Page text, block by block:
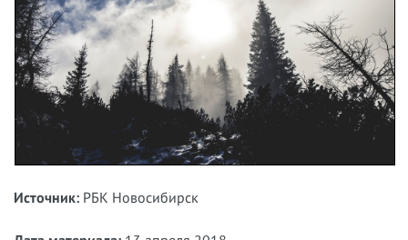
Источник: РБК Новосибирск